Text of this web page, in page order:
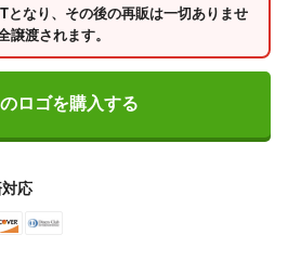
となり、その後の再販は一切ありませ
譲渡されます。
ロゴを購入する
応